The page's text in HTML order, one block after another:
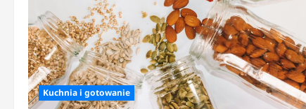
Kuchnia i gotowanie